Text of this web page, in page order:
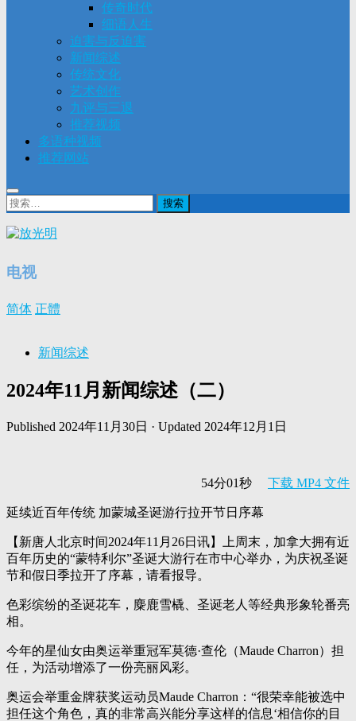
传奇时代
细语人生
迫害与反迫害
新闻综述
传统文化
艺术创作
九评与三退
推荐视频
多语种视频
推荐网站
搜
索：
电视
简体 正體
新闻综述
2024年11月新闻综述（二）
Published 2024年11月30日 · Updated 2024年12月1日
54分01秒 下载 MP4 文件
延续近百年传统 加蒙城圣诞游行拉开节日序幕
【新唐人北京时间2024年11月26日讯】上周末，加拿大拥有近
百年历史的“蒙特利尔”圣诞大游行在市中心举办，为庆祝圣诞
节和假日季拉开了序幕，请看报导。
色彩缤纷的圣诞花车，麋鹿雪橇、圣诞老人等经典形象轮番亮
相。
今年的星仙女由奥运举重冠军莫德·查伦（Maude Charron）担
任，为活动增添了一份亮丽风彩。
奥运会举重金牌获奖运动员Maude Charron：“很荣幸能被选中
担任这个角色，真的非常高兴能分享这样的信息‘相信你的目